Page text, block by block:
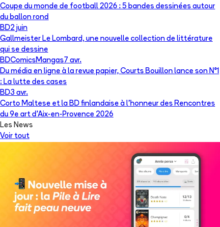
Coupe du monde de football 2026 : 5 bandes dessinées autour
du ballon rond
BD2 juin
Gallmeister Le Lombard, une nouvelle collection de littérature
qui se dessine
BDComics Mangas 7 avr.
Du média en ligne à la revue papier, Courts Bouillon lance son N°1
: La lutte des cases
BD3 avr.
Corto Maltese et la BD finlandaise à l’honneur des Rencontres
du 9e art d’Aix-en-Provence 2026
Les News
Voir tout